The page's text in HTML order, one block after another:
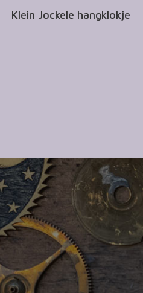
Klein Jockele hangklokje